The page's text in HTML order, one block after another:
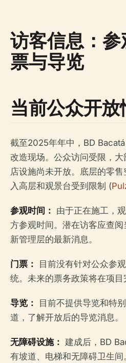
访客信息：
票与导览
当前公众开放
截至2025年年中，BD
改造现场。公众访问受限，
店设施尚未开放。底层的零
入高层和观景台受到限制 (
参观时间： 由于正在施工，
方参观时间。潜在访客应查
新管理层的最新消息。
门票：
目前没有针对公众参
统。未来的票务政策将在项目
导览：
目前不提供导览和特
道，了解开放后的导览消息。
无障碍设施： 建成后，BD
有坡道、电梯和无障碍卫生